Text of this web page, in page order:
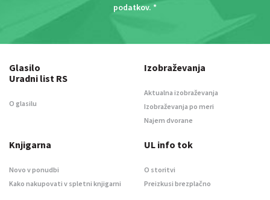
podatkov. *
Glasilo
Uradni list RS
O glasilu
Izobraževanja
Aktualna izobraževanja
Izobraževanja po meri
Najem dvorane
Knjigarna
Novo v ponudbi
Kako nakupovati v spletni knjigarni
UL info tok
O storitvi
Preizkusi brezplačno